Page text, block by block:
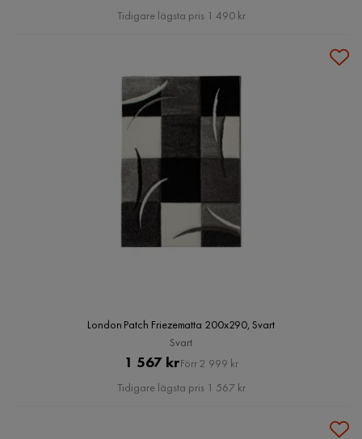
Pris
Tidigare lägsta pris 1 490 kr
London Patch Friezematta 200x290, Svart
Svart
Pris
1 567 krOriginal
Pris
Förr 2 999 kr
Tidigare lägsta pris 1 567 kr